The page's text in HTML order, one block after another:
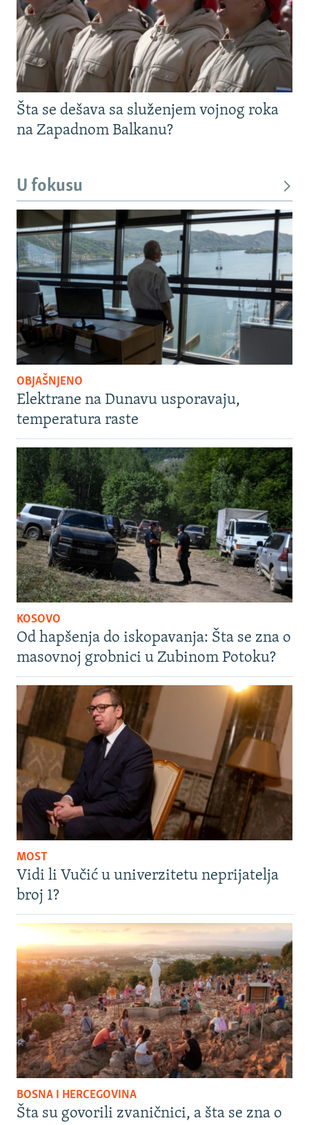
Šta se dešava sa služenjem vojnog roka
na Zapadnom Balkanu?
U fokusu
OBJAŠNJENO
Elektrane na Dunavu usporavaju,
temperatura raste
KOSOVO
Od hapšenja do iskopavanja: Šta se zna o
masovnoj grobnici u Zubinom Potoku?
MOST
Vidi li Vučić u univerzitetu neprijatelja
broj 1?
BOSNA I HERCEGOVINA
Šta su govorili zvaničnici, a šta se zna o